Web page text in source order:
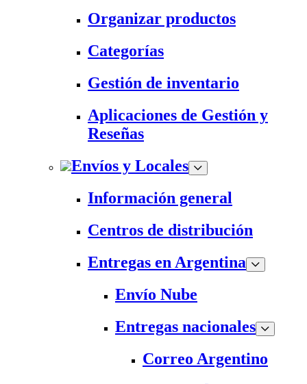
Organizar productos
Categorías
Gestión de inventario
Aplicaciones de Gestión y
Reseñas
Envíos y Locales
Información general
Centros de distribución
Entregas en Argentina
Envío Nube
Entregas nacionales
Correo Argentino